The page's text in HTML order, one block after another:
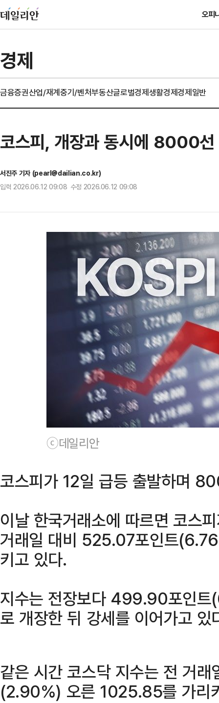
오피
경제
금융증권산업/재계중기/벤처부동산글로벌경제생활경제경제일반
코스피, 개장과 동시에 8000
서진주 기자 (pearl@dailian.co.kr)
입력 2026.06.12 09:08 수정 2026.06.12 09:08
ⓒ데일리안
코스피가 12일 급등 출발하며
이날 한국거래소에 따르면 코스
거래일 대비 525.07포인트
키고 있다.
지수는 전장보다 499.90포인
로 개장한 뒤 강세를 이어가고 있
같은 시간 코스닥 지수는 전 거
(2.90%) 오른 1025.85를 가리